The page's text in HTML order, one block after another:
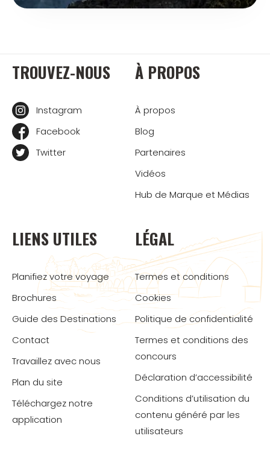
TROUVEZ-NOUS
Instagram
Facebook
Twitter
À PROPOS
À propos
Blog
Partenaires
Vidéos
Hub de Marque et Médias
LIENS UTILES
Planifiez votre voyage
Brochures
Guide des Destinations
Contact
Travaillez avec nous
Plan du site
Téléchargez notre
application
LÉGAL
Termes et conditions
Cookies
Politique de confidentialité
Termes et conditions des
concours
Déclaration d’accessibilité
Conditions d’utilisation du
contenu généré par les
utilisateurs